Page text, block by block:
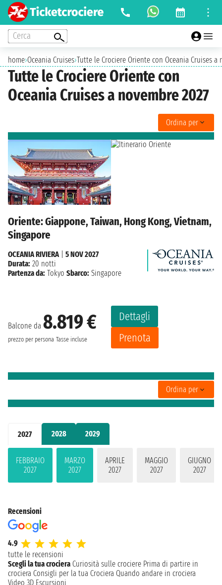
Cerca
home›Oceania Cruises›Tutte le Crociere Oriente con Oceania Cruises a
Tutte le Crociere Oriente con
Oceania Cruises a novembre 2027
2027 2028 2029
FEBBRAIO
2027
MARZO
2027
APRILE
2027
MAGGIO
2027
GIUGNO
2027
Ordina per
Oriente: Giappone, Taiwan, Hong Kong, Vietnam,
Singapore
Balcone da 8.819 €
prezzo per persona Tasse incluse
Dettagli
Prenota
OCEANIA RIVIERA
5 NOV 2027
Durata: 20 notti
Partenza da: Tokyo Sbarco: Singapore
Ordina per
Recensioni
4.9
tutte le recensioni
Scegli la tua crociera Curiosità sulle crociere Prima di partire in
crociera Consigli per la tua Crociera Quando andare in crociera
Video 3D Escursioni